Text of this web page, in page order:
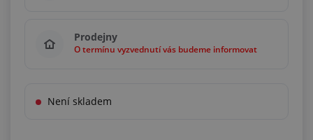
Násobky 14,00 m²
Prodejny
O termínu vyzvednutí vás budeme informovat
Není skladem